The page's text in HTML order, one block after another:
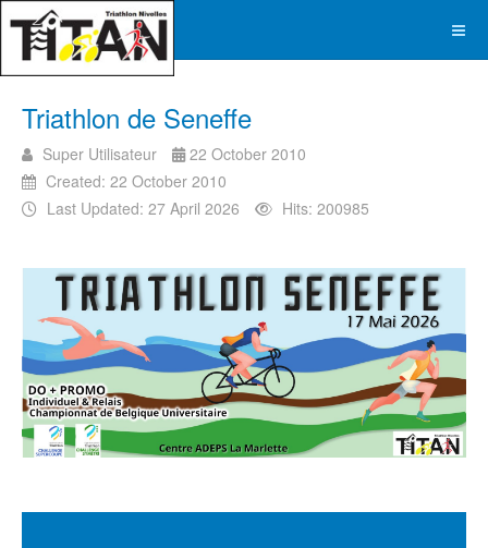
Triathlon de Seneffe
Super Utilisateur
22 October 2010
Created: 22 October 2010
Last Updated: 27 April 2026
Hits: 200985